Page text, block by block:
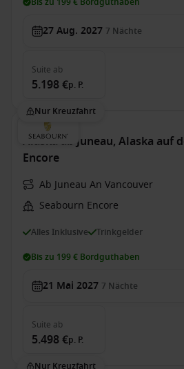
27 Aug. 2027 7 Nächte
Suite ab
5.198 €p. P.
Nur Kreuzfahrt
Alaska ab Juneau, Alaska auf
Encore
Ab Juneau An Vancouver
Seabourn Encore
Alles Inklusive Trinkgelder
Bis zu 199 € Bordguthaben
21 Mai 2027 7 Nächte
Suite ab
5.498 €p. P.
Nur Kreuzfahrt